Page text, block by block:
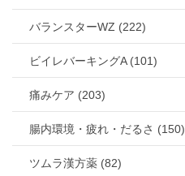
バランスターWZ (222)
ビイレバーキングA (101)
痛みケア (203)
腸内環境・疲れ・だるさ (150)
ツムラ漢方薬 (82)